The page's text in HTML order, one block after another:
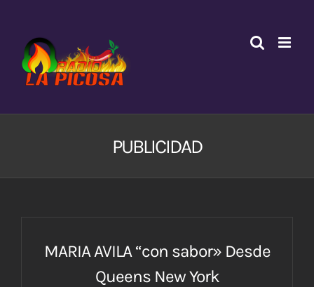
contenido
PUBLICIDAD
MARIA AVILA “con sabor» Desde
Queens New York